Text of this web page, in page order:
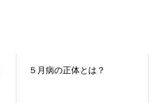
５月病の正体とは？